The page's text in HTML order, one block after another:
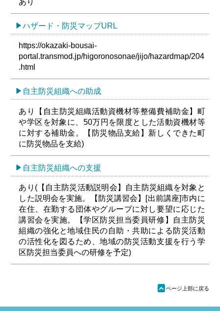
ハザード・防災マップURL
https://okazaki-bousai-
portal.transmod.jp/higoronosonae/jijo/hazardmap/204
.html
自主防災組織への助成
あり【自主防災組織活動資機材等整備費補助金】町
や学区を対象に、50万円を限度とした活動資機材等
に対する補助金。【防災物品支給】新しくできた町
に防災物品を支給)
自主防災組織への支援
あり(【自主防災活動説明会】自主防災組織を対象と
した説明会を実施。【防災講習会】[出前講座]市内に
在住、在勤する団体やグループに対し要望に応じた
講習会を実施。【学区防災担当委員研修】自主防災
組織の強化と地域住民の自助・共助による防災活動
の活性化を図るため、地域の防災活動支援を行う学
区防災担当委員への研修を予定)
ü ページ上部に戻る